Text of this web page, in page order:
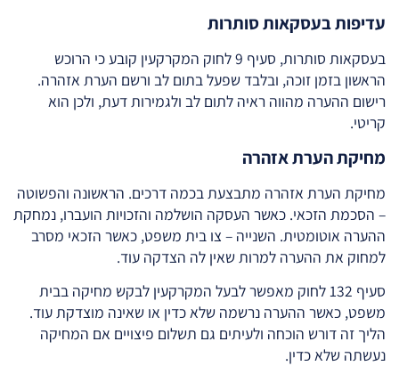
עדיפות בעסקאות סותרות
בעסקאות סותרות, סעיף 9 לחוק המקרקעין קובע כי הרוכש
הראשון בזמן זוכה, ובלבד שפעל בתום לב ורשם הערת אזהרה.
רישום ההערה מהווה ראיה לתום לב ולגמירות דעת, ולכן הוא
קריטי.
מחיקת הערת אזהרה
מחיקת הערת אזהרה מתבצעת בכמה דרכים. הראשונה והפשוטה
– הסכמת הזכאי. כאשר העסקה הושלמה והזכויות הועברו, נמחקת
ההערה אוטומטית. השנייה – צו בית משפט, כאשר הזכאי מסרב
למחוק את ההערה למרות שאין לה הצדקה עוד.
סעיף 132 לחוק מאפשר לבעל המקרקעין לבקש מחיקה בבית
משפט, כאשר ההערה נרשמה שלא כדין או שאינה מוצדקת עוד.
הליך זה דורש הוכחה ולעיתים גם תשלום פיצויים אם המחיקה
נעשתה שלא כדין.